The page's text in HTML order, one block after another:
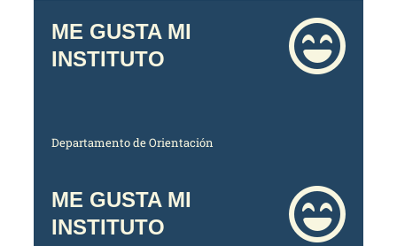
ME GUSTA MI
INSTITUTO
Departamento de Orientación
ME GUSTA MI
INSTITUTO